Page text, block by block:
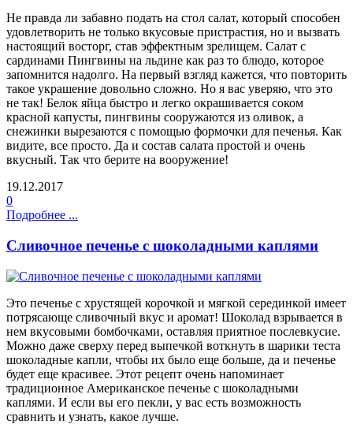
Не правда ли забавно подать на стол салат, который способен
удовлетворить не только вкусовые пристрастия, но и вызвать
настоящий восторг, став эффектным зрелищем. Салат с
сардинами Пингвины на льдине как раз то блюдо, которое
запомнится надолго. На первый взгляд кажется, что повторить
такое украшение довольно сложно. Но я вас уверяю, что это
не так! Белок яйца быстро и легко окрашивается соком
красной капусты, пингвины сооружаются из оливок, а
снежинки вырезаются с помощью формочки для печенья. Как
видите, все просто. Да и состав салата простой и очень
вкусный. Так что берите на вооружение!
19.12.2017
0
Подробнее ...
Сливочное печенье с шоколадными каплями
Это печенье с хрустящей корочкой и мягкой серединкой имеет
потрясающе сливочный вкус и аромат! Шоколад взрывается в
нем вкусовыми бомбочками, оставляя приятное послевкусие.
Можно даже сверху перед выпечкой воткнуть в шарики теста
шоколадные капли, чтобы их было еще больше, да и печенье
будет еще красивее. Этот рецепт очень напоминает
традиционное Американское печенье с шоколадными
каплями. И если вы его пекли, у вас есть возможность
сравнить и узнать, какое лучше.